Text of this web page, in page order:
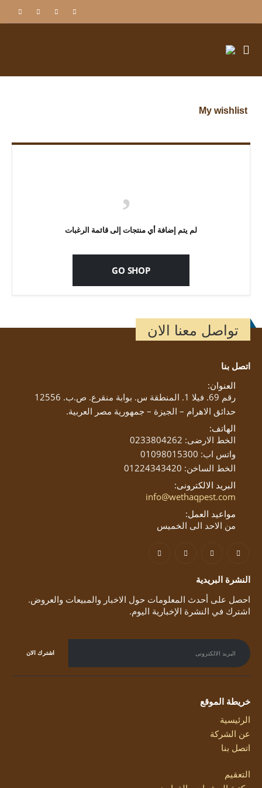
My wishlist
لم يتم إضافة أي منتجات إلى قائمة الرغبات
GO SHOP
تواصل معنا الان
اتصل بنا
العنوان:
رقم 69. فيلا 1. المنطقة س. بوابة منقرع. ص.ب. 12556
حدائق الاهرام – الجيزة – جمهورية مصر العربية.
الهاتف:
الخط الارضى: 0233804262
واتس اب: 01098015300
الخط الساخن: 01224343420
البريد الالكترونى:
info@wethaqpest.com
مواعيد العمل:
من الاحد الى الخميس
النشرة البريدية
احصل على أحدث المعلومات حول الاخبار والمبيعات والعروض.
اشترك في النشرة الإخبارية اليوم.
خريطة الموقع
الرئيسية
عن الشركة
اتصل بنا
التعقيم